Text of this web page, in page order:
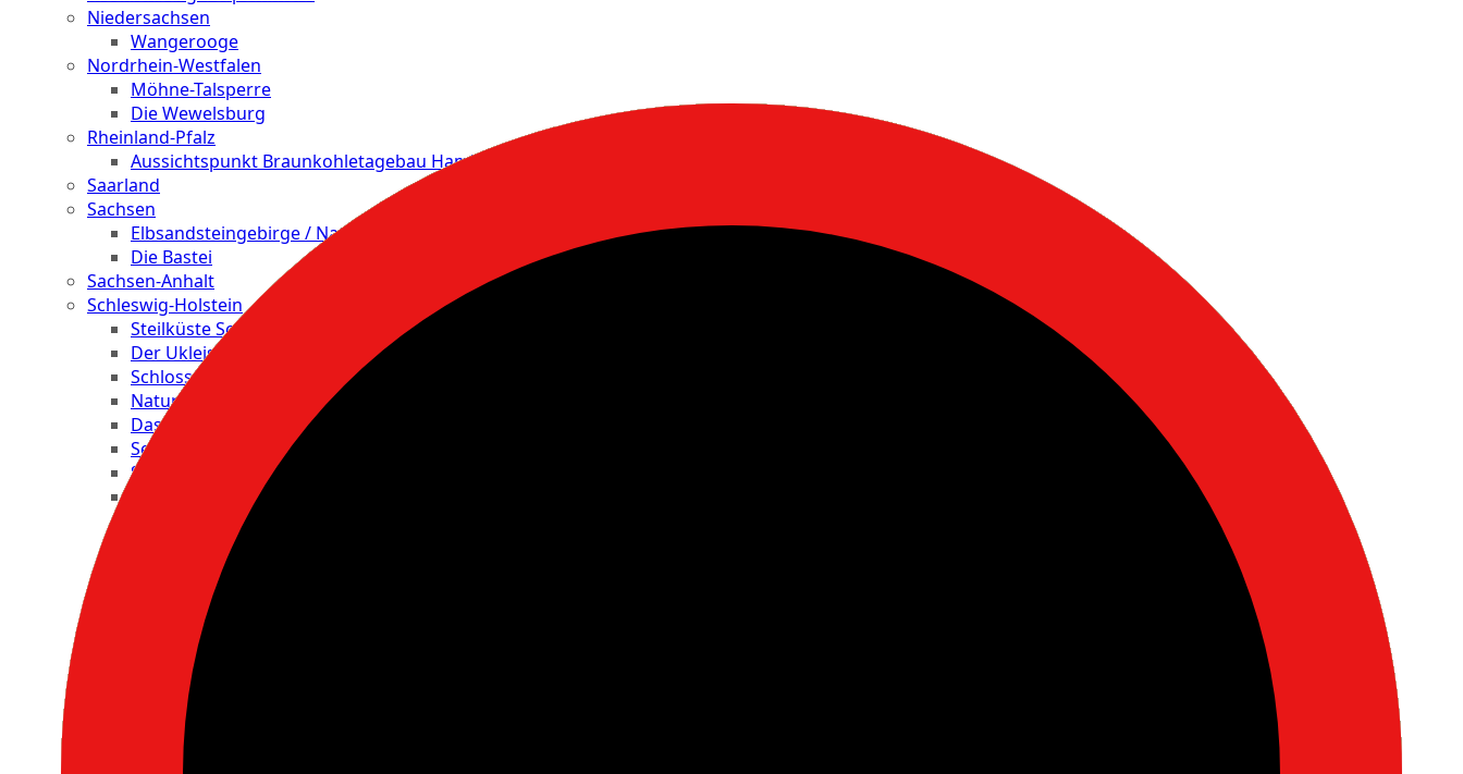
Niedersachsen
Wangerooge
Nordrhein-Westfalen
Möhne-Talsperre
Die Wewelsburg
Rheinland-Pfalz
Aussichtspunkt Braunkohletagebau Hambach
Saarland
Sachsen
Elbsandsteingebirge / Nationalpark Sächsische Schweiz
Die Bastei
Sachsen-Anhalt
Schleswig-Holstein
Steilküste Schwedeneck
Der Ukleisee
Schloss Plön
Naturschutzgebiet Kleiner Binnensee
Das Eidersperrwerk
Seehundstation Friedrichskoog
Schloss Gottorf
Wikinger Museum Haithabu
Freilichtmuseum Molfsee
Schönberger Strand
Das Marine Ehrenmal Laboe
Technisches Museum "U 995"
Kiellinie, Kiel
Die Prinzeninsel
Straußenfarm Ostseeblick
Schwentinepark
Kleiner Eutiner See
Großer Eutiner See
Tauchgondel Grömitz